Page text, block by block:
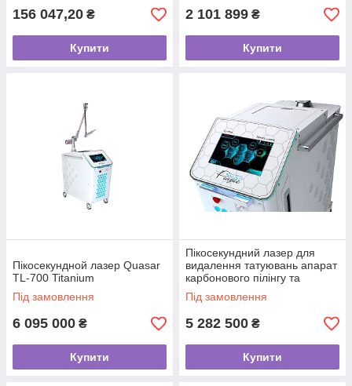
156 047,20 ₴
Купити
2 101 899 ₴
Купити
Пікосекундной лазер Quasar
TL-700 Titanium
Під замовлення
6 095 000 ₴
Купити
Пікосекундний лазер для
видалення татуювань апарат
карбонового пілінгу та
омолодження шкіри Quasar
TL-700 Neo+
Під замовлення
5 282 500 ₴
Купити